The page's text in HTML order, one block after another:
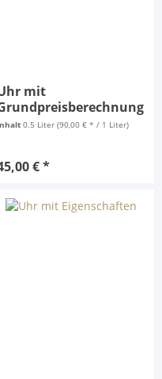
mit
0.5 Liter(90,00 € * / 1 Liter)
€ *